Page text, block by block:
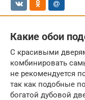
Какие обои
С красивыми
комбинировать
не рекомендуется
так как подобные
богатой дубовой